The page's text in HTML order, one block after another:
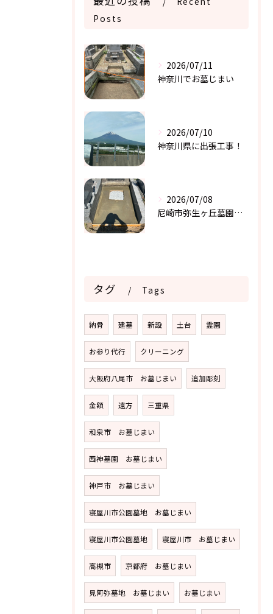
Posts
2026/07/11
神奈川でお墓じまい
2026/07/10
神奈川県に出張工事！
2026/07/08
尼崎市弥生ヶ丘墓園で基礎工事
タグ Tags
納骨 建墓 新設 土台 霊園
お参り代行 クリーニング
大阪府八尾市 お墓じまい 追加彫刻
金額 遠方 三重県
和泉市 お墓じまい
西神墓園 お墓じまい
神戸市 お墓じまい
寝屋川市公園墓地 お墓じまい
寝屋川市公園墓地 寝屋川市 お墓じまい
高槻市 京都府 お墓じまい
見阿弥墓地 お墓じまい お墓じまい